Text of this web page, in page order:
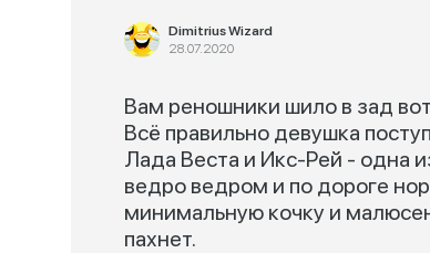
Dimitrius Wizard
28.07.2020
Вам реношники шило в зад
Всё правильно девушка
Лада Веста и Икс-Рей - одна
ведро ведром и по дороге
минимальную кочку и
пахнет.